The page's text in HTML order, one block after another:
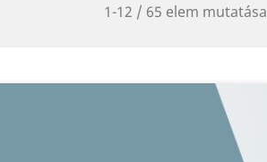
1-12 / 65 elem mutatása